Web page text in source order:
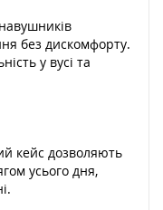
без дискомфорту.
у вусі та
кейс дозволяють
усього дня,